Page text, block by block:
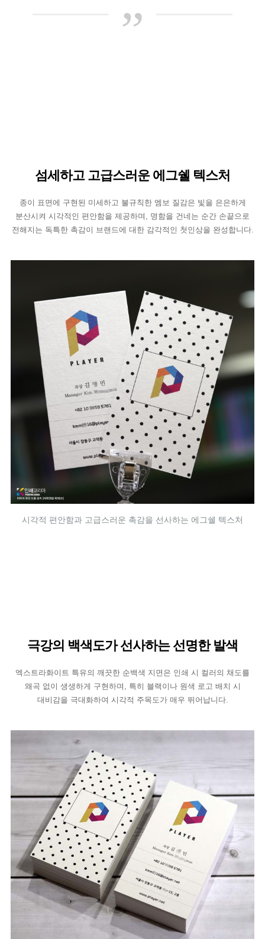
”
섬세하고 고급스러운 에그쉘 텍스처
종이 표면에 구현된 미세하고 불규칙한 엠보 질감은 빛을 은은하게
분산시켜 시각적인 편안함을 제공하며, 명함을 건네는 순간 손끝으로
전해지는 독특한 촉감이 브랜드에 대한 감각적인 첫인상을 완성합니다.
시각적 편안함과 고급스러운 촉감을 선사하는 에그쉘 텍스처
극강의 백색도가 선사하는 선명한 발색
엑스트라화이트 특유의 깨끗한 순백색 지면은 인쇄 시 컬러의 채도를
왜곡 없이 생생하게 구현하며, 특히 블랙이나 원색 로고 배치 시
대비감을 극대화하여 시각적 주목도가 매우 뛰어납니다.